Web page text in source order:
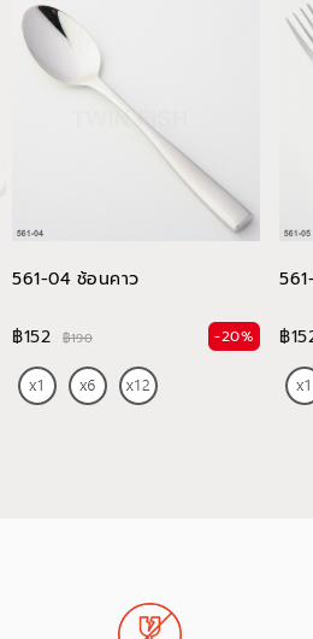
561-04 ช้อนคาว
฿152 ฿190 -20% ฿